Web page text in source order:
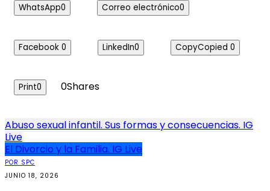
WhatsApp0 Correo electrónico0
Facebook 0 LinkedIn0 CopyCopied 0
Print0 0Shares
Navegación
de
entradas
Abuso sexual infantil. Sus formas y consecuencias. IG
Live
El Divorcio y la Familia. IG Live
POR SPC
JUNIO 18, 2026